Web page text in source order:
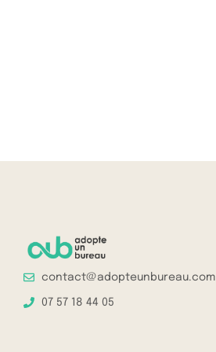
contact@adopteunbureau.com
07 57 18 44 05